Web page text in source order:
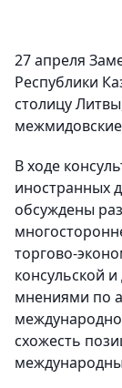
27 апреля
Республики
столицу
В ходе
иностранных
обсуждены
торгово-
консульской
мнениями по
схожесть